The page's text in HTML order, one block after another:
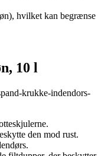
hvilket kan begrænse
10 l
krukke-indendors-
den mod rust.